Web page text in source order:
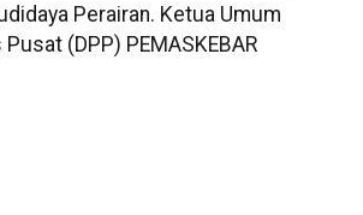
Perairan. Ketua Umum
(DPP) PEMASKEBAR